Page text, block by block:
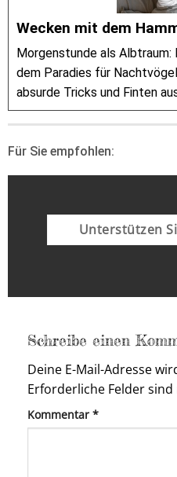
Wecken mit dem
Morgenstunde als
dem Paradies für
absurde Tricks und Finten
Für Sie empfohlen:
Unterstützen
Schreibe einen
Deine E-Mail-Adresse
Erforderliche Felder
Kommentar *